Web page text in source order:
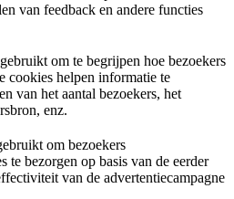
van feedback en andere functies
om te begrijpen hoe bezoekers
cookies helpen informatie te
van het aantal bezoekers, het
enz.
om bezoekers
te bezorgen op basis van de eerder
van de advertentiecampagne